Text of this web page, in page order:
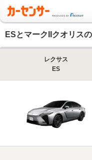
ESとマークIIクオリス
レクサス
ES